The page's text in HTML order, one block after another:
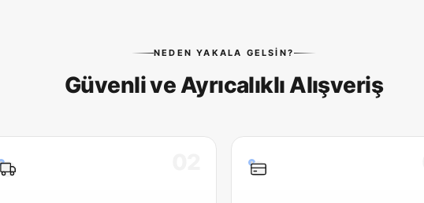
NEDEN YAKALA GELSIN?
Güvenli ve Ayrıcalıklı Alışveriş